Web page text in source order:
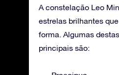
A constelação Leo
estrelas brilhantes
forma. Algumas
principais são: